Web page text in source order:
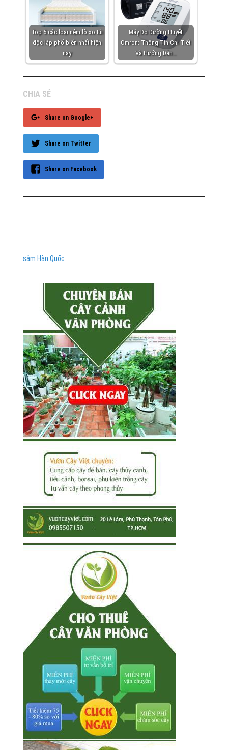
Top 5 các loại nệm lò xo túi
độc lập phổ biến nhất hiện
nay
Máy Đo Đường Huyết
Omron: Thông Tin Chi Tiết
Và Hướng Dẫn…
CHIA SẺ
Share on Google+
Share on Twitter
Share on Facebook
sâm Hàn Quốc